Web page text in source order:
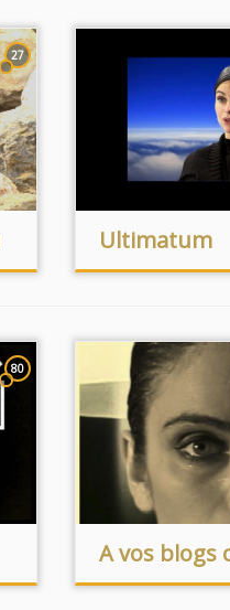
27
Ultimatum
80
A vos blogs